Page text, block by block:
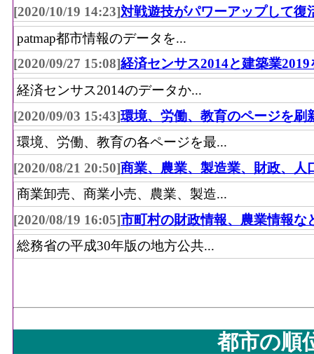
[2020/10/19 14:23]対戦遊技がパワーアップして復
patmap都市情報のデータを...
[2020/09/27 15:08]経済センサス2014と建築業2019
経済センサス2014のデータか...
[2020/09/03 15:43]環境、労働、教育のページを刷
環境、労働、教育の各ページを最...
[2020/08/21 20:50]商業、農業、製造業、財政、人
商業卸売、商業小売、農業、製造...
[2020/08/19 16:05]市町村の財政情報、農業情報な
総務省の平成30年版の地方公共...
都市の順